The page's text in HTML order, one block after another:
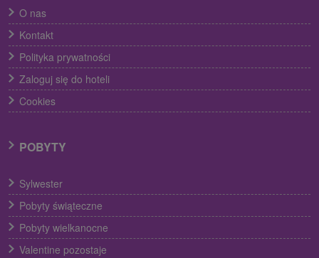
O nas
Kontakt
Polityka prywatności
Zaloguj się do hoteli
Cookies
POBYTY
Sylwester
Pobyty świąteczne
Pobyty wielkanocne
Valentine pozostaje